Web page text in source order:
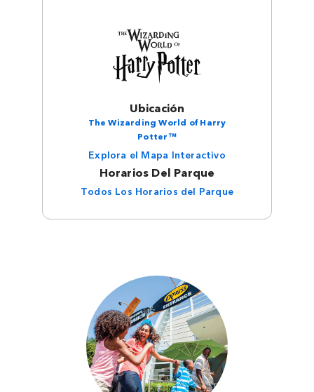
Ubicación
The Wizarding World of Harry
Potter™
Explora el Mapa Interactivo
Horarios Del Parque
Todos Los Horarios del Parque